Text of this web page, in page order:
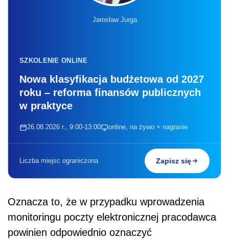
Jarosław Jurga
SZKOLENIE ONLINE
Nowa klasyfikacja budżetowa od 2027
roku – reforma finansów publicznych
w praktyce
26.08.2026 r., 9:00-13:00 online, na żywo + nagranie
Liczba miejsc ograniczona Zapisz się
Oznacza to, że w przypadku wprowadzenia
monitoringu poczty elektronicznej pracodawca
powinien odpowiednio oznaczyć